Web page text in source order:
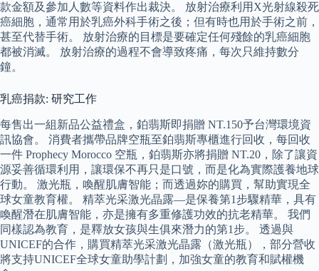
款金額及參加人數等資料作出裁決。 放射治療利用X光射線殺死
癌細胞，通常用於乳癌外科手術之後；但有時也用於手術之前，
甚至代替手術。 放射治療的目標是要確定任何殘餘的乳癌細胞
都被消滅。 放射治療的過程不會導致疼痛，每次只維持數分
鐘。
乳癌捐款: 研究工作
每售出一組新品公益禮盒，鉑翡斯即捐贈 NT.150予台灣環境資
訊協會。 消費者攜帶品牌空瓶至鉑翡斯專櫃進行回收，每回收
一件 Prophecy Morocco 空瓶，鉑翡斯亦將捐贈 NT.20，除了讓資
源妥善循環利用，讓環保不再只是口號，而是化為實際護養地球
行動。 激光瓶，喚醒肌膚智能；而透過妳的購買，幫助實現全
球女童教育權。 精萃光采激光晶露—是保養第1步驟精華，具有
喚醒潛在肌膚智能，亦是擁有多重修護功效的抗老精華。 我們
同樣認為教育，是釋放女孩與生俱來潛力的第1步。 透過與
UNICEF的合作，購買精萃光采激光晶露（激光瓶），部分營收
將支持UNICEF全球女童助學計劃，加強女童的教育和賦權機